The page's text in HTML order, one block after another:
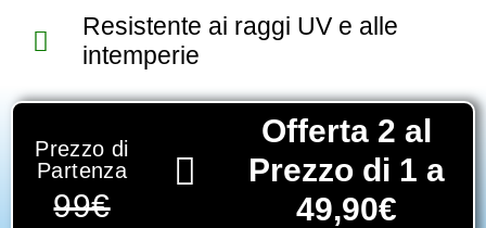
Resistente ai raggi UV e alle
intemperie
Prezzo di
Partenza
99€
Offerta 2 al
Prezzo di 1 a
49,90€